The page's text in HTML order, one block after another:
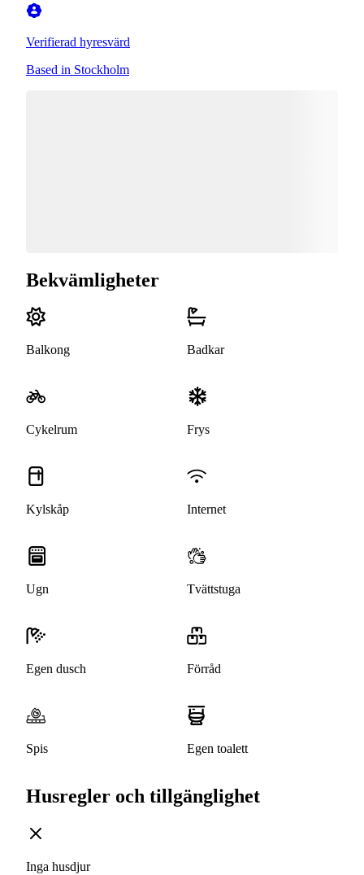
Verifierad hyresvärd
Based in Stockholm
Bekvämligheter
Balkong Badkar
Cykelrum Frys
Kylskåp Internet
Ugn Tvättstuga
Egen dusch Förråd
Spis Egen toalett
Husregler och tillgänglighet
Inga husdjur